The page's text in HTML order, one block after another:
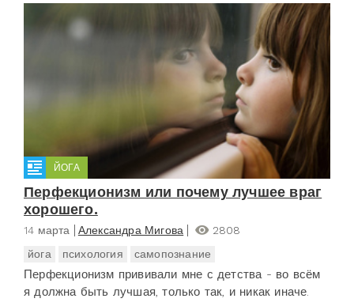
ЙОГА
Перфекционизм или почему лучшее враг
хорошего.
14 марта Александра Мигова
2808
йога
психология самопознание
Перфекционизм прививали мне с детства - во всём
я должна быть лучшая, только так, и никак иначе.